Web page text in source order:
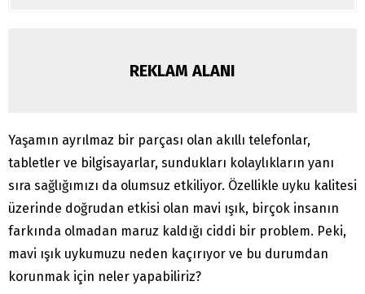
REKLAM ALANI
Yaşamın ayrılmaz bir parçası olan akıllı telefonlar,
tabletler ve bilgisayarlar, sundukları kolaylıkların yanı
sıra sağlığımızı da olumsuz etkiliyor. Özellikle uyku kalitesi
üzerinde doğrudan etkisi olan mavi ışık, birçok insanın
farkında olmadan maruz kaldığı ciddi bir problem. Peki,
mavi ışık uykumuzu neden kaçırıyor ve bu durumdan
korunmak için neler yapabiliriz?